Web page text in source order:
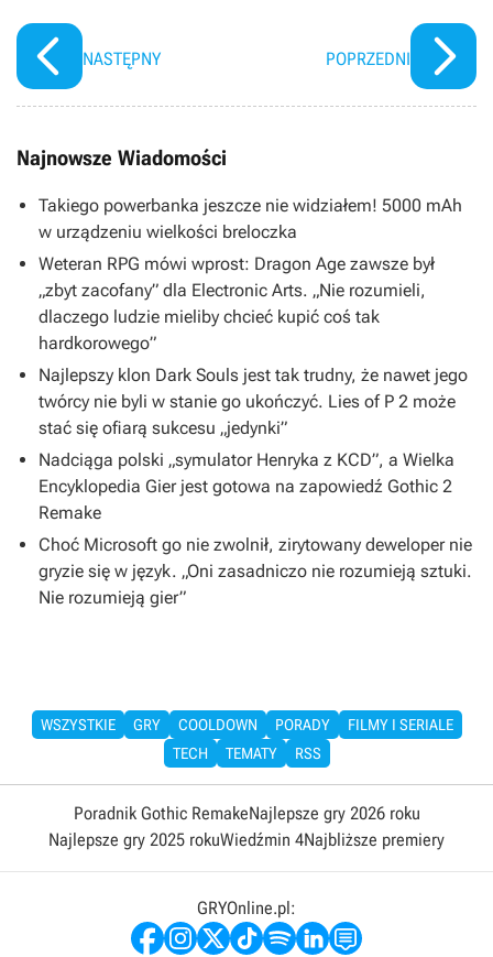
NASTĘPNY POPRZEDNI
Najnowsze Wiadomości
Takiego powerbanka jeszcze nie widziałem! 5000 mAh
w urządzeniu wielkości breloczka
Weteran RPG mówi wprost: Dragon Age zawsze był
„zbyt zacofany” dla Electronic Arts. „Nie rozumieli,
dlaczego ludzie mieliby chcieć kupić coś tak
hardkorowego”
Najlepszy klon Dark Souls jest tak trudny, że nawet jego
twórcy nie byli w stanie go ukończyć. Lies of P 2 może
stać się ofiarą sukcesu „jedynki”
Nadciąga polski „symulator Henryka z KCD”, a Wielka
Encyklopedia Gier jest gotowa na zapowiedź Gothic 2
Remake
Choć Microsoft go nie zwolnił, zirytowany deweloper nie
gryzie się w język. „Oni zasadniczo nie rozumieją sztuki.
Nie rozumieją gier”
WSZYSTKIE GRY COOLDOWN PORADY
FILMY I SERIALE
TECH
TEMATY RSS
Poradnik Gothic RemakeNajlepsze gry 2026 roku
Najlepsze gry 2025 rokuWiedźmin 4Najbliższe premiery
GRYOnline.pl: